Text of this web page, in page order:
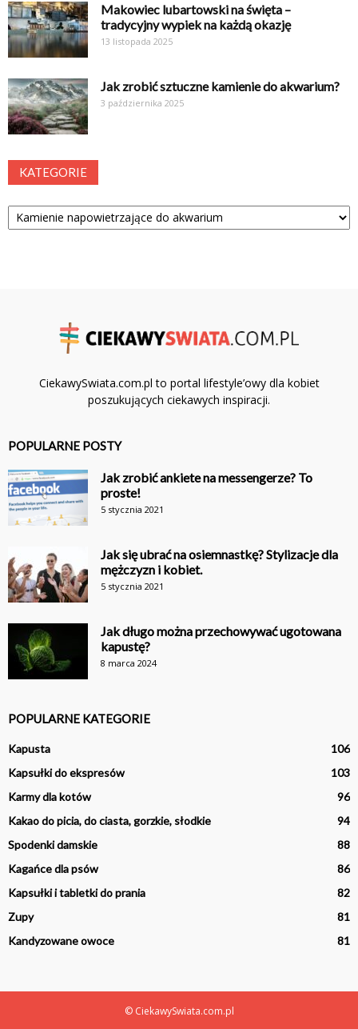
Makowiec lubartowski na święta –
tradycyjny wypiek na każdą okazję
13 listopada 2025
Jak zrobić sztuczne kamienie do akwarium?
3 października 2025
KATEGORIE
Kategorie
CiekawySwiata.com.pl to portal lifestyle’owy dla kobiet
poszukujących ciekawych inspiracji.
POPULARNE POSTY
Jak zrobić ankiete na messengerze? To
proste!
5 stycznia 2021
Jak się ubrać na osiemnastkę? Stylizacje dla
mężczyzn i kobiet.
5 stycznia 2021
Jak długo można przechowywać ugotowana
kapustę?
8 marca 2024
POPULARNE KATEGORIE
Kapusta
106
Kapsułki do ekspresów
103
Karmy dla kotów
96
Kakao do picia, do ciasta, gorzkie, słodkie
94
Spodenki damskie
88
Kagańce dla psów
86
Kapsułki i tabletki do prania
82
Zupy
81
Kandyzowane owoce
81
© CiekawySwiata.com.pl